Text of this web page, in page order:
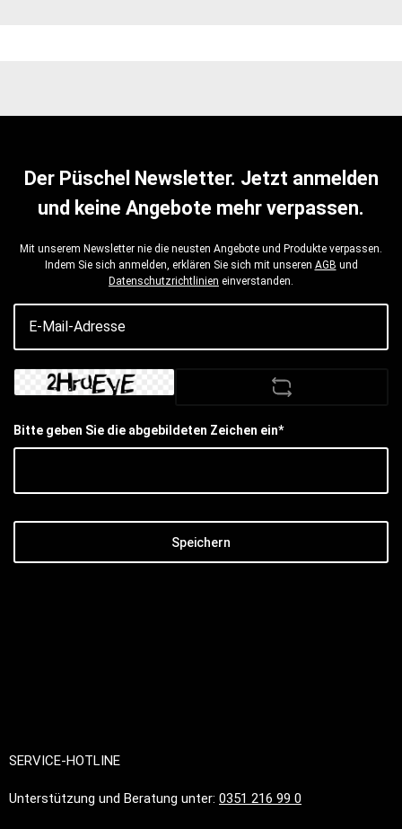
Der Püschel Newsletter. Jetzt anmelden
und keine Angebote mehr verpassen.
Mit unserem Newsletter nie die neusten Angebote und Produkte verpassen.
Indem Sie sich anmelden, erklären Sie sich mit unseren AGB und
Datenschutzrichtlinien einverstanden.
Bitte geben Sie die abgebildeten Zeichen ein*
Speichern
SERVICE-HOTLINE
Unterstützung und Beratung unter: 0351 216 99 0